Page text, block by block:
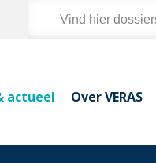
actueel Over VERAS